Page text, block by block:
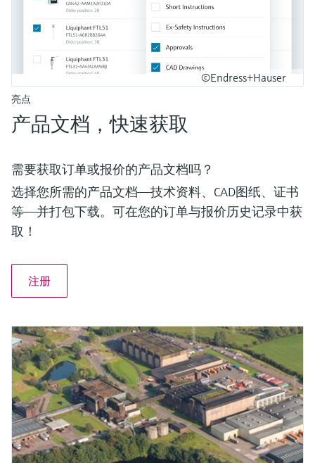
©Endress+Hauser
亮点
产品文档，快速获取
需要获取订单或报价的产品文档吗？
选择您所需的产品文档——技术资料、CAD图纸、证书
等——并打包下载。可在您的订单与报价历史记录中获
取！
注册